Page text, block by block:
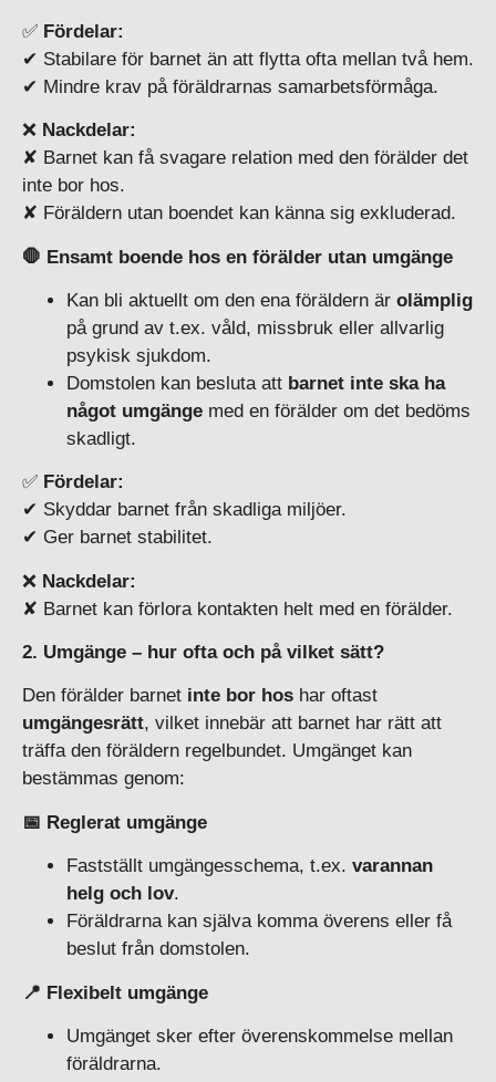
✅ Fördelar:
✔ Stabilare för barnet än att flytta ofta mellan två hem.
✔ Mindre krav på föräldrarnas samarbetsförmåga.
❌ Nackdelar:
✘ Barnet kan få svagare relation med den förälder det
inte bor hos.
✘ Föräldern utan boendet kan känna sig exkluderad.
🛑 Ensamt boende hos en förälder utan umgänge
Kan bli aktuellt om den ena föräldern är olämplig
på grund av t.ex. våld, missbruk eller allvarlig
psykisk sjukdom.
Domstolen kan besluta att barnet inte ska ha
något umgänge med en förälder om det bedöms
skadligt.
✅ Fördelar:
✔ Skyddar barnet från skadliga miljöer.
✔ Ger barnet stabilitet.
❌ Nackdelar:
✘ Barnet kan förlora kontakten helt med en förälder.
2. Umgänge – hur ofta och på vilket sätt?
Den förälder barnet inte bor hos har oftast
umgängesrätt, vilket innebär att barnet har rätt att
träffa den föräldern regelbundet. Umgänget kan
bestämmas genom:
📅 Reglerat umgänge
Fastställt umgängesschema, t.ex. varannan
helg och lov.
Föräldrarna kan själva komma överens eller få
beslut från domstolen.
📍 Flexibelt umgänge
Umgänget sker efter överenskommelse mellan
föräldrarna.